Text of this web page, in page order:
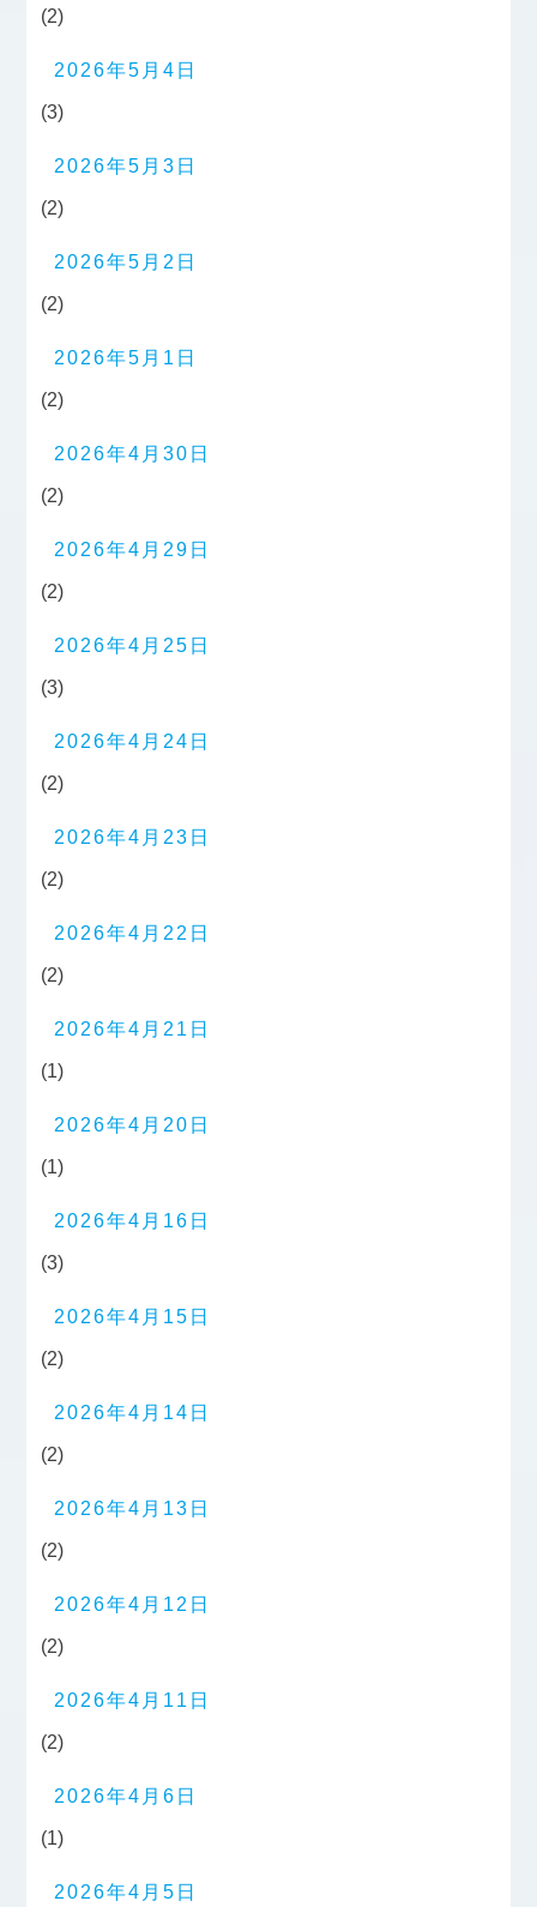
(2)
2026年5月4日
(3)
2026年5月3日
(2)
2026年5月2日
(2)
2026年5月1日
(2)
2026年4月30日
(2)
2026年4月29日
(2)
2026年4月25日
(3)
2026年4月24日
(2)
2026年4月23日
(2)
2026年4月22日
(2)
2026年4月21日
(1)
2026年4月20日
(1)
2026年4月16日
(3)
2026年4月15日
(2)
2026年4月14日
(2)
2026年4月13日
(2)
2026年4月12日
(2)
2026年4月11日
(2)
2026年4月6日
(1)
2026年4月5日